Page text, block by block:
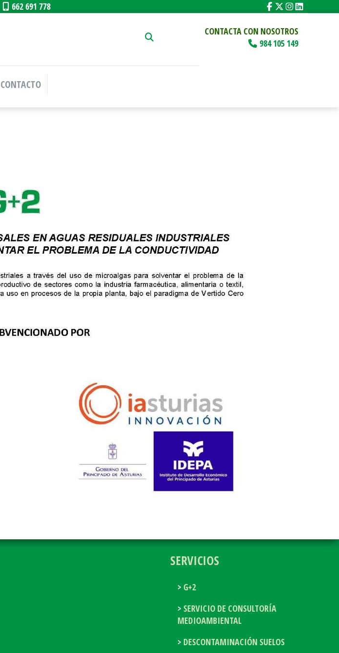
662 691 778
CONTACTA CON NOSOTROS
984 105 149
CONTACTO
SERVICIOS
G+2
SERVICIO DE CONSULTORÍA
MEDIOAMBIENTAL
DESCONTAMINACIÓN SUELOS